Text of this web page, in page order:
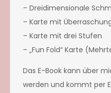
– Dreidimensionale
– Karte mit
– Karte mit drei Stufen
– „Fun Fold“ Karte
Das E-Book kann über
werden und kommt per